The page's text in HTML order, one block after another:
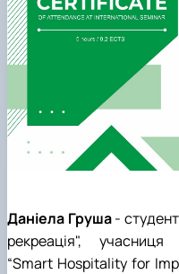
Даніела Груша-
рекреація", учасниця
“Smart Hospitality for